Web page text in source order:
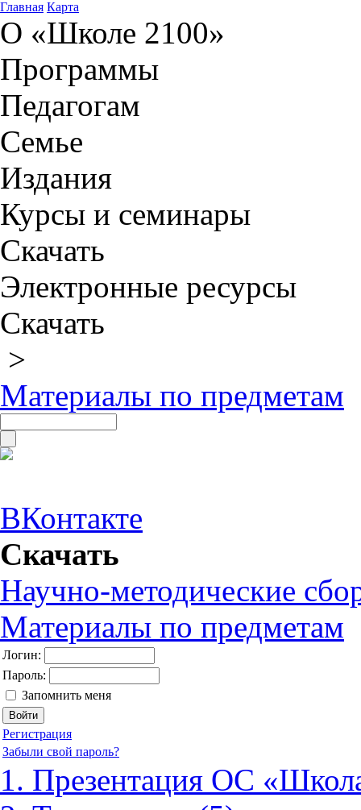
Главная Карта
О «Школе 2100»
Программы
Педагогам
Семье
Издания
Курсы и семинары
Скачать
Электронные ресурсы
Скачать
>
Материалы по предметам
ВКонтакте
Скачать
Научно-методические
Материалы по предметам
Логин:
Пароль:
Запомнить меня
Регистрация
Забыли свой пароль?
1. Презентация ОС